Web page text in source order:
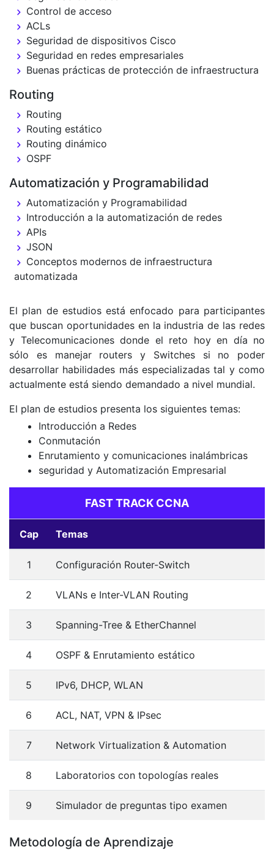
Control de acceso
ACLs
Seguridad de dispositivos Cisco
Seguridad en redes empresariales
Buenas prácticas de protección de infraestructura
Routing
Routing
Routing estático
Routing dinámico
OSPF
Automatización y Programabilidad
Automatización y Programabilidad
Introducción a la automatización de redes
APIs
JSON
Conceptos modernos de infraestructura
automatizada
El plan de estudios está enfocado para participantes
que buscan oportunidades en la industria de las redes
y Telecomunicaciones donde el reto hoy en día no
sólo es manejar routers y Switches si no poder
desarrollar habilidades más especializadas tal y como
actualmente está siendo demandado a nivel mundial.
El plan de estudios presenta los siguientes temas:
Introducción a Redes
Conmutación
Enrutamiento y comunicaciones inalámbricas
seguridad y Automatización Empresarial
FAST TRACK CCNA
Cap Temas
1 Configuración Router-Switch
2 VLANs e Inter-VLAN Routing
3 Spanning-Tree & EtherChannel
4 OSPF & Enrutamiento estático
5 IPv6, DHCP, WLAN
6 ACL, NAT, VPN & IPsec
7 Network Virtualization & Automation
8 Laboratorios con topologías reales
9 Simulador de preguntas tipo examen
Metodología de Aprendizaje